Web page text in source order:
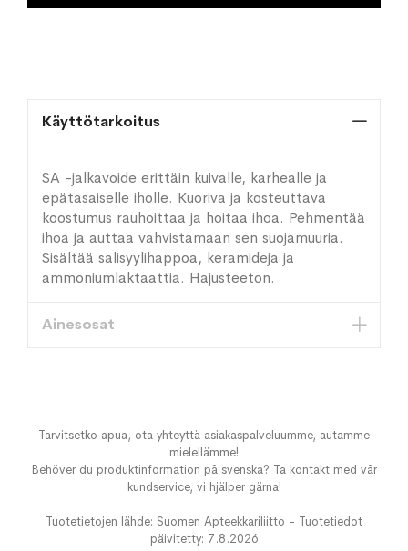
Käyttötarkoitus
SA -jalkavoide erittäin kuivalle, karhealle ja
epätasaiselle iholle. Kuoriva ja kosteuttava
koostumus rauhoittaa ja hoitaa ihoa. Pehmentää
ihoa ja auttaa vahvistamaan sen suojamuuria.
Sisältää salisyylihappoa, keramideja ja
ammoniumlaktaattia. Hajusteeton.
Ainesosat
Tarvitsetko apua, ota yhteyttä asiakaspalveluumme, autamme
mielellämme!
Behöver du produktinformation på svenska? Ta kontakt med vår
kundservice, vi hjälper gärna!
Tuotetietojen lähde: Suomen Apteekkariliitto - Tuotetiedot
päivitetty: 7.8.2026